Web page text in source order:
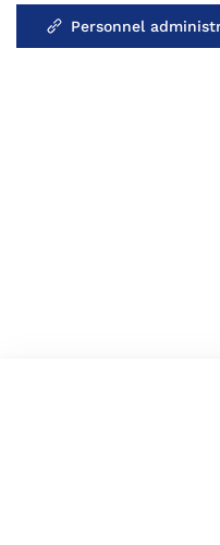
Personnel